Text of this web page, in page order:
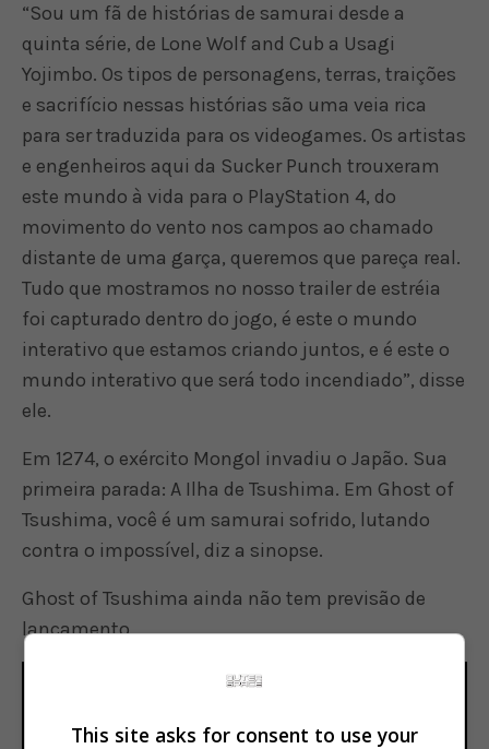
“Sou um fã de histórias de samurai desde a
quinta série, de Lone Wolf and Cub a Usagi
Yojimbo. Os tipos de personagens, terras, traições
e sacrifício nessas histórias são uma veia rica
para ser traduzida para os videogames. Os artistas
e engenheiros aqui da Sucker Punch trouxeram
este mundo à vida para o PlayStation 4, do
movimento do vento nos campos ao chamado
distante de uma garça, queremos que pareça real.
Tudo que mostramos no nosso trailer de estréia
foi capturado dentro do jogo, é este o mundo
interativo que estamos criando juntos, e é este o
mundo interativo que será todo incendiado”, disse
ele.
Em 1274, o exército Mongol invadiu o Japão. Sua
primeira parada: A Ilha de Tsushima. Em Ghost of
Tsushima, você é um samurai sofrido, lutando
contra o impossível, diz a sinopse.
Ghost of Tsushima ainda não tem previsão de
lançamento
This site asks for consent to use your